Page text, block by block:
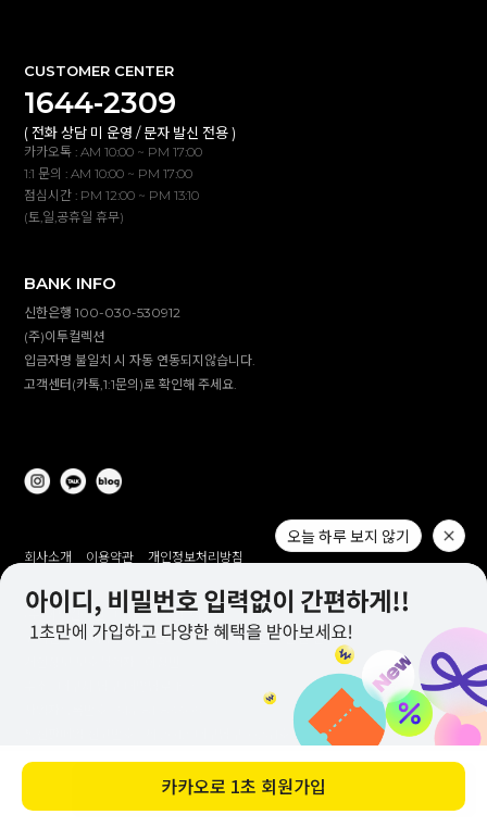
바로 구매하기
CUSTOMER CENTER
1644-2309
( 전화 상담 미 운영 / 문자 발신 전용 )
카카오톡 : AM 10:00 ~ PM 17:00
1:1 문의 : AM 10:00 ~ PM 17:00
점심시간 : PM 12:00 ~ PM 13:10
(토,일,공휴일 휴무)
BANK INFO
신한은행 100-030-530912
(주)이투컬렉션
입금자명 불일치 시 자동 연동되지않습니다.
고객센터(카톡,1:1문의)로 확인해 주세요.
회사소개 이용약관 개인정보처리방침
(주)이투컬렉션 대표 :이용철, 이창만
고객센터 :1644-2309(전화 상담 미 운영 / 문자 발신 전용)
대량 구매 문의 : e2sales@dailylike.co.kr
Overseas business : dailylike@e2collection.com오늘 하루 보지 않기